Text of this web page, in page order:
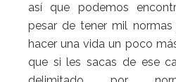
así que podemos
pesar de tener mil
hacer una vida un poco
que si les sacas de ese